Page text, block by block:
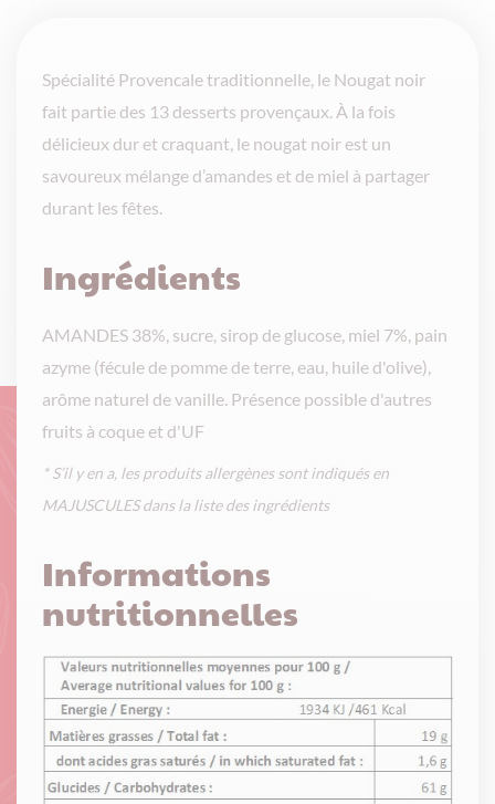
Spécialité Provencale traditionnelle, le Nougat noir
fait partie des 13 desserts provençaux. À la fois
délicieux dur et craquant, le nougat noir est un
savoureux mélange d’amandes et de miel à partager
durant les fêtes.
Ingrédients
AMANDES 38%, sucre, sirop de glucose, miel 7%, pain
azyme (fécule de pomme de terre, eau, huile d'olive),
arôme naturel de vanille. Présence possible d'autres
fruits à coque et d'UF
* S’il y en a, les produits allergènes sont indiqués en
MAJUSCULES dans la liste des ingrédients
Informations
nutritionnelles